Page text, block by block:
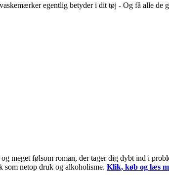
egentlig betyder i dit tøj - Og få alle de
meget følsom roman, der tager dig dybt ind i
som netop druk og alkoholisme. Klik, køb og læs